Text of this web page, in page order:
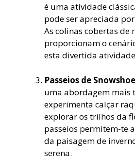
é uma atividade
pode ser apreciada
As colinas cobertas de
proporcionam o
esta divertida
Passeios de
uma abordagem mais
experimenta calçar
explorar os trilhos da
passeios permitem-te
da paisagem de
serena.